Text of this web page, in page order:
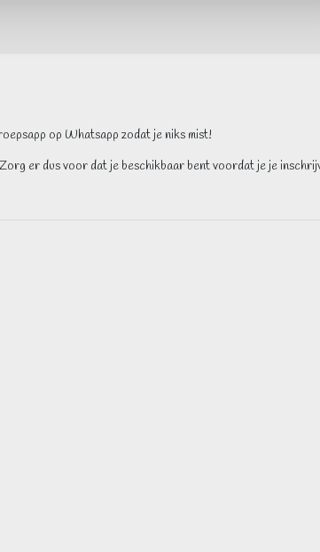
op Whatsapp zodat je niks mist!
er dus voor dat je beschikbaar bent voordat je je